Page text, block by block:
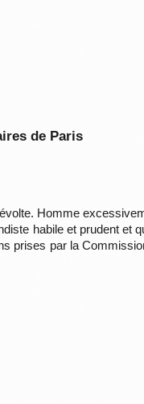
de Paris
Homme
habile et prudent et
prises par la